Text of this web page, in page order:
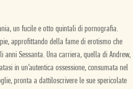
un fucile e otto quintali di pornografia.
approfittando della fame di erotismo che
anni Sessanta. Una carriera, quella di Andrew,
in un’autentica ossessione, consumata nel
pronta a dattiloscrivere le sue spericolate